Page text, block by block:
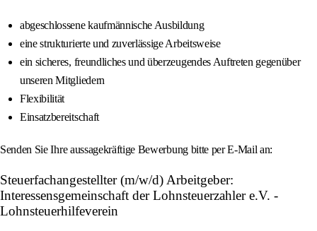
abgeschlossene kaufmännische Ausbildung
eine strukturierte und zuverlässige Arbeitsweise
ein sicheres, freundliches und überzeugendes Auftreten gegenüber
unseren Mitgliedern
Flexibilität
Einsatzbereitschaft
Senden Sie Ihre aussagekräftige Bewerbung bitte per E-Mail an:
Steuerfachangestellter (m/w/d) Arbeitgeber:
Interessensgemeinschaft der Lohnsteuerzahler e.V. -
Lohnsteuerhilfeverein